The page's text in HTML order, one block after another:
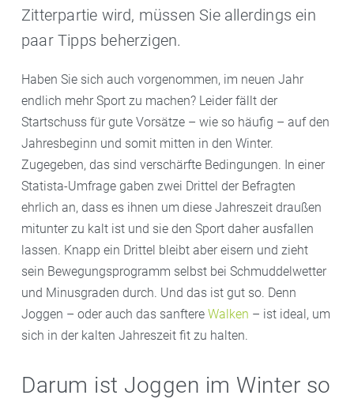
Zitterpartie wird, müssen Sie allerdings ein
paar Tipps beherzigen.
Haben Sie sich auch vorgenommen, im neuen Jahr
endlich mehr Sport zu machen? Leider fällt der
Startschuss für gute Vorsätze – wie so häufig – auf den
Jahresbeginn und somit mitten in den Winter.
Zugegeben, das sind verschärfte Bedingungen. In einer
Statista-Umfrage gaben zwei Drittel der Befragten
ehrlich an, dass es ihnen um diese Jahreszeit draußen
mitunter zu kalt ist und sie den Sport daher ausfallen
lassen. Knapp ein Drittel bleibt aber eisern und zieht
sein Bewegungsprogramm selbst bei Schmuddelwetter
und Minusgraden durch. Und das ist gut so. Denn
Joggen – oder auch das sanftere Walken – ist ideal, um
sich in der kalten Jahreszeit fit zu halten.
Darum ist Joggen im Winter so